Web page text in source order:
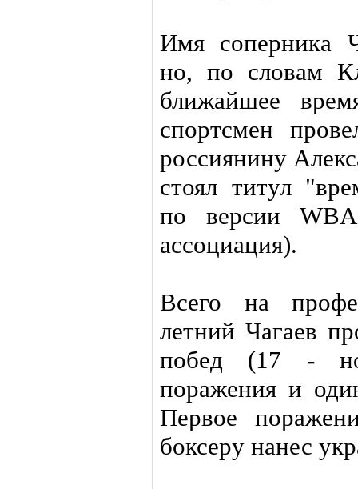
Имя соперника
но, по словам
ближайшее
спортсмен
россиянину
стоял титул
по версии WBA
ассоциация).
Всего на
летний Чагаев
побед (17 -
поражения и
Первое
боксеру нанес